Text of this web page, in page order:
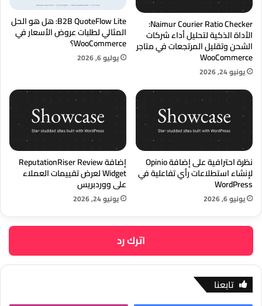
Naimur Courier Ratio Checker:
الأداة الذكية لتحليل أداء شركات
الشحن وتقليل المرتجعات في متاجر
WooCommerce
يونيو 24, 2026
B2B QuoteFlow Lite: هل هو الحل
المثالي لطلبات عروض الأسعار في
WooCommerce؟
يوليو 6, 2026
نظرة احترافية على إضافة Opinio
لإنشاء استطلاعات رأي تفاعلية في
WordPress
يونيو 6, 2026
إضافة ReputationRiser Review
Widget لعرض تقييمات العملاء
على ووردبريس
يونيو 24, 2026
اترك رد
تابعنا